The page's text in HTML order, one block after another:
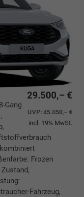
29.500,– €
UVP:45.050,– €
incl. 19% MwSt.
Gang
Frozen
Fahrzeug,